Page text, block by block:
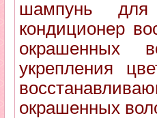
шампунь для
кондиционер
окрашенных
укрепления
окрашенных